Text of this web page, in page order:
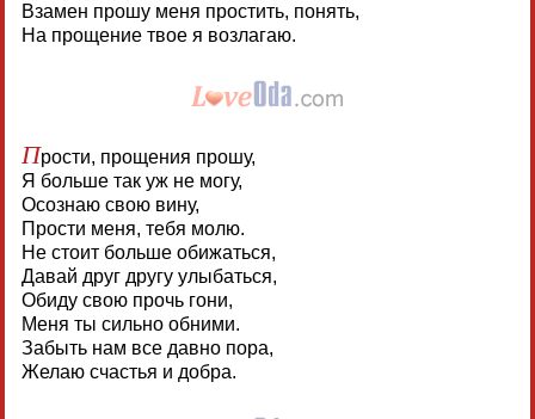
Взамен прошу меня простить, понять,
На прощение твое я возлагаю.
Прости, прощения прошу,
Я больше так уж не могу,
Осознаю свою вину,
Прости меня, тебя молю.
Не стоит больше обижаться,
Давай друг другу улыбаться,
Обиду свою прочь гони,
Меня ты сильно обними.
Забыть нам все давно пора,
Желаю счастья и добра.